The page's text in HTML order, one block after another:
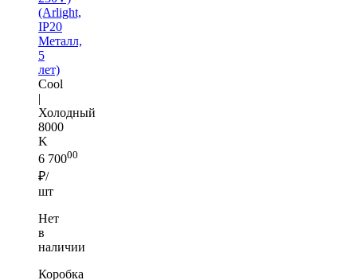
(Arlight,
IP20
Металл,
5
лет)
Cool
|
Холодный
8000
K
6 70000
₽/
шт
Нет
в
наличии
Коробка